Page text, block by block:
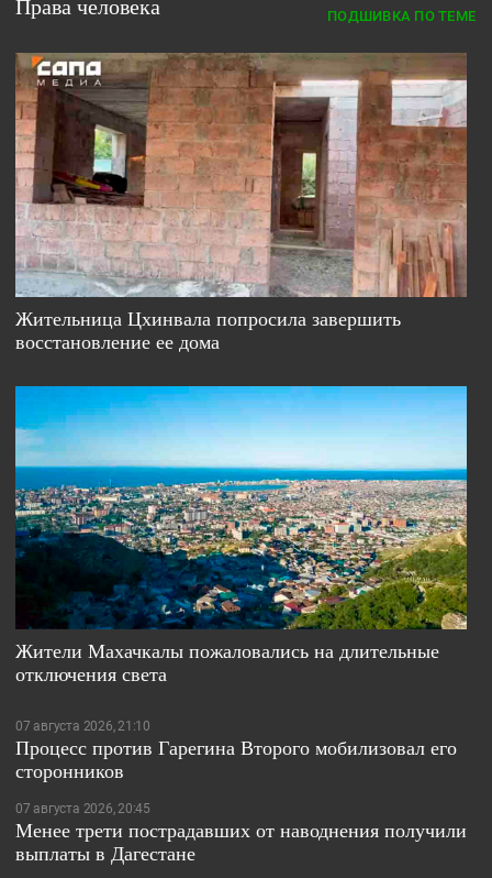
Права человека ПОДШИВКА ПО ТЕМЕ
Жительница Цхинвала попросила завершить
восстановление ее дома
Жители Махачкалы пожаловались на длительные
отключения света
07 августа 2026, 21:10
Процесс против Гарегина Второго мобилизовал его
сторонников
07 августа 2026, 20:45
Менее трети пострадавших от наводнения получили
выплаты в Дагестане